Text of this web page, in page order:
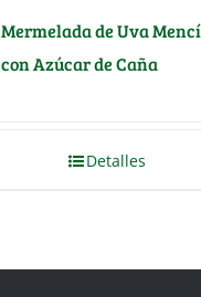
Mermelada de Uva
con Azúcar de Caña
Detalles